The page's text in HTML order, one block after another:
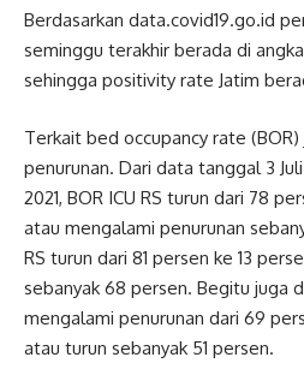
Berdasarkan data.covid19.go.id
seminggu terakhir berada di
sehingga positivity rate Jatim
Terkait bed occupancy rate
penurunan. Dari data tanggal 3
2021, BOR ICU RS turun dari 78
atau mengalami penurunan
RS turun dari 81 persen ke 13
sebanyak 68 persen. Begitu juga
mengalami penurunan dari 69
atau turun sebanyak 51 persen.